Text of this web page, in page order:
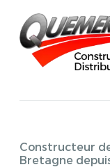
Constructeur
Bretagne